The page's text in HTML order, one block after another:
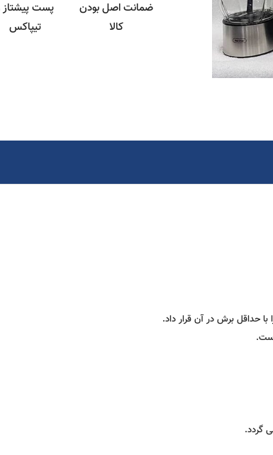
ضمانت اصل بودن
کالا
پست پیشتاز
تیپاکس
گردد.